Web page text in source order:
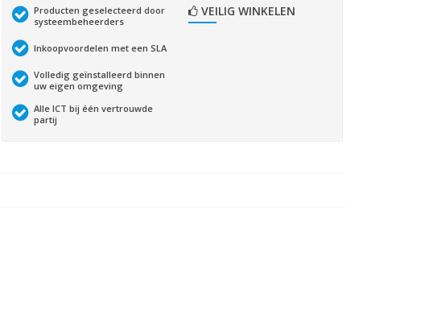
Producten geselecteerd door
systeembeheerders
Inkoopvoordelen met een SLA
Volledig geïnstalleerd binnen
uw eigen omgeving
Alle ICT bij één vertrouwde
partij
VEILIG WINKELEN